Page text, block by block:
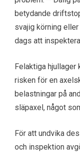
betydande
svajig körning
dags att
Felaktiga hjullager
risken för en
belastningar på
släpaxel, något
För att undvika
och inspektion